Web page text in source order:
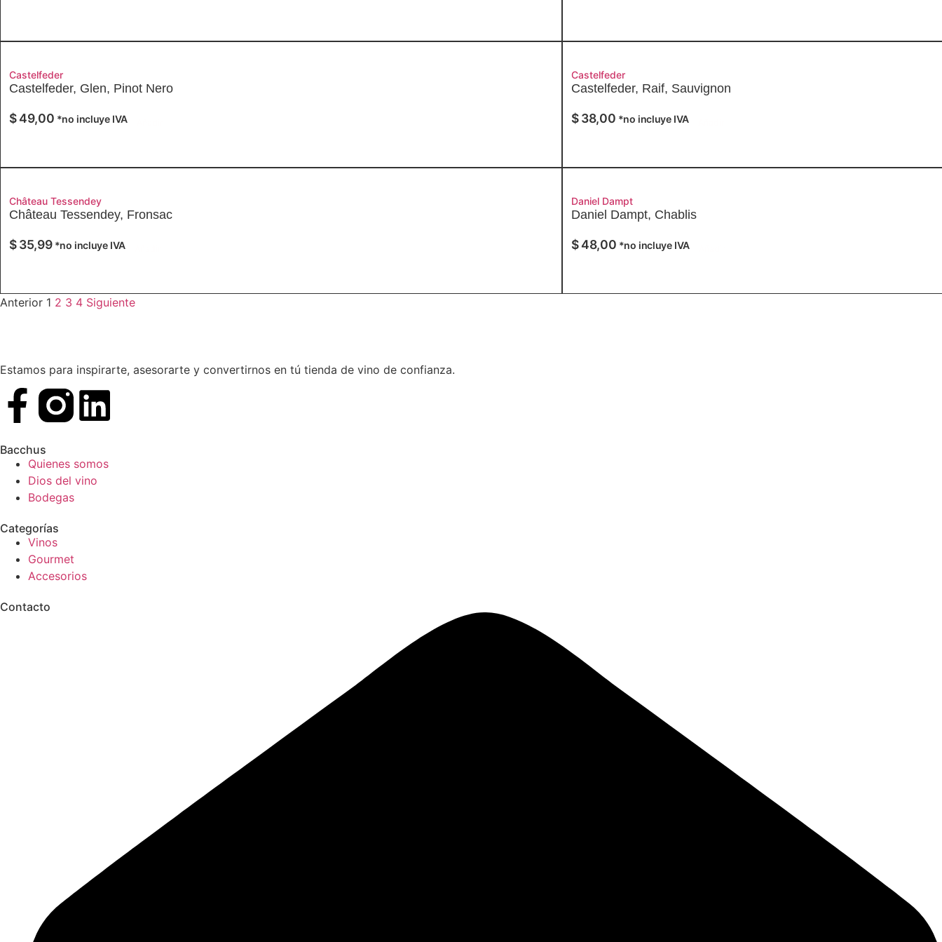
Castelfeder
Castelfeder, Glen, Pinot Nero
$49,00 *no incluye IVA
Castelfeder
Castelfeder, Raif, Sauvignon
$38,00 *no incluye IVA
Château Tessendey
Château Tessendey, Fronsac
$35,99 *no incluye IVA
Daniel Dampt
Daniel Dampt, Chablis
$48,00 *no incluye IVA
Anterior 1 2 3 4 Siguiente
Estamos para inspirarte, asesorarte y convertirnos en tú tienda de vino de confianza.
Bacchus
Quienes somos
Dios del vino
Bodegas
Categorías
Vinos
Gourmet
Accesorios
Contacto